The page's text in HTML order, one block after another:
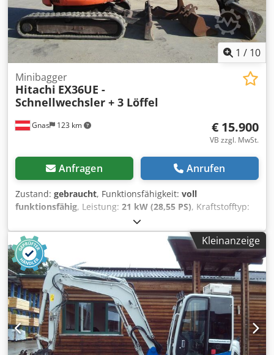
1 / 10
Gnas 123 km
Minibagger
Hitachi EX36UE -
Schnellwechsler + 3 Löffel
€ 15.900
VB zzgl. MwSt.
Anfragen Anrufen
Zustand: gebraucht, Funktionsfähigkeit: voll
funktionsfähig, Leistung: 21 kW (28,55 PS), Kraftstofftyp:
3.550 kg, Baujahr:
Betriebsstunden:6.106 h, Antriebsart:Diesel, Minibagger
Zustand: Einsatzbereit und voll funktionsfähig
Dedpfezlvqyex Ah Tekr Zustand Technisch: gut
Beschreibung: Bagger - Kettenbagger - Raupenbagger -
Minibagger HITACHI EX36UE - - 3,55 Ton. Eigengewicht - -
Baujahr 2003 - - 6106 Betriebsstunden - - mechanischer
Schnellwechsler - - 2 Stk. gebr. Grabenlöffel 25 + 80 cm - -
1 Stk. gebr. Böschungslöffel 1,40m - - Kabine, Heizung - -
Arbeitsscheinwerfer vorne + hinten - - 3-Zylinder ISUZU-
Dieselmotor 28 PS - - sehr robuster Bagger - - 3.
Kleinanzeige